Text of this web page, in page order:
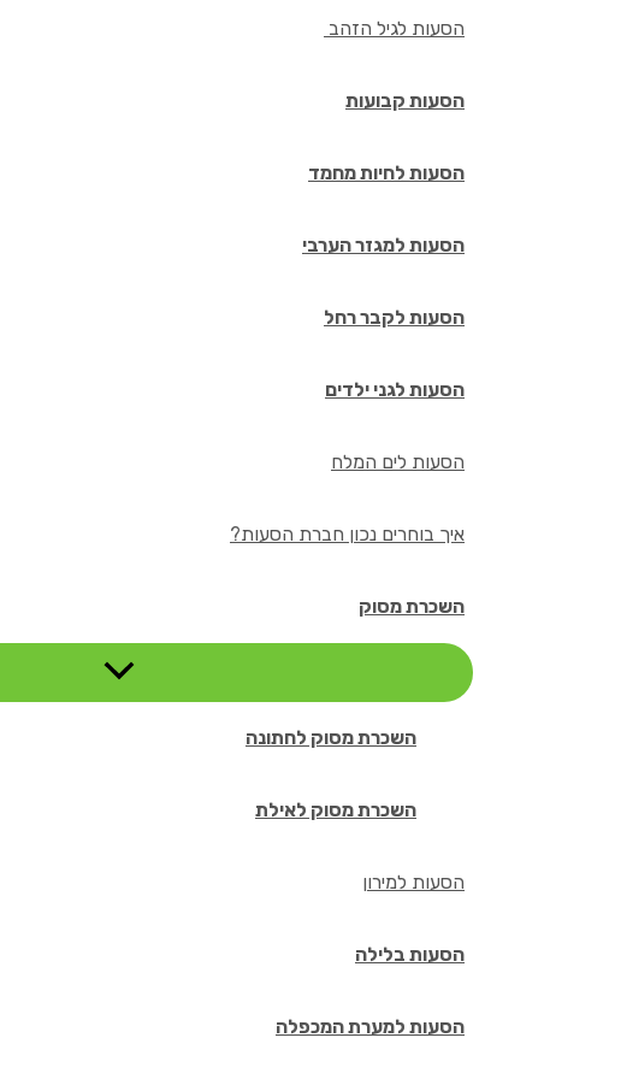
הסעות לגיל הזהב
הסעות קבועות
הסעות לחיות מחמד
הסעות למגזר הערבי
הסעות לקבר רחל
הסעות לגני ילדים
הסעות לים המלח
איך בוחרים נכון חברת הסעות?
השכרת מסוק
השכרת מסוק לחתונה
השכרת מסוק לאילת
הסעות למירון
הסעות בלילה
הסעות למערת המכפלה